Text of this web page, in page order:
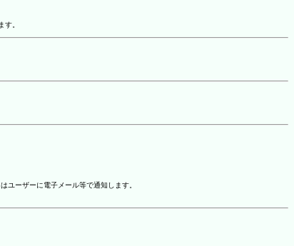
。
ユーザーに電子メール等で通知します。